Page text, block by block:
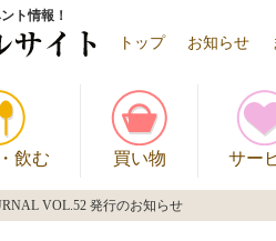
ト情報！
トップ お知らせ
飲む 買い物 サー
VOL.52 発行のお知らせ